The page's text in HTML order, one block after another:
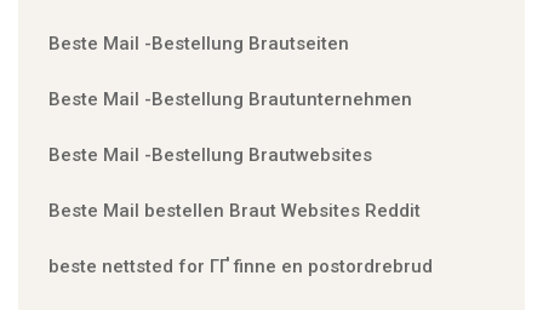
Beste Mail -Bestellung Brautseiten
Beste Mail -Bestellung Brautunternehmen
Beste Mail -Bestellung Brautwebsites
Beste Mail bestellen Braut Websites Reddit
beste nettsted for ГҐ finne en postordrebrud